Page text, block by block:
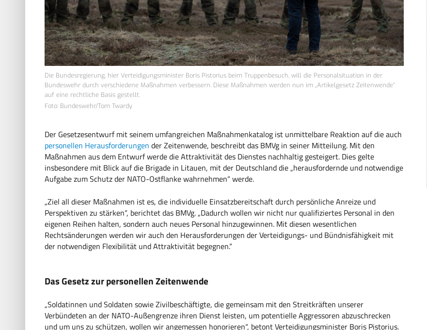
Die Bundesregierung, hier Verteidigungsminister Boris Pistorius beim Truppenbesuch, will die Personalsituation in der
Bundeswehr durch verschiedene Maßnahmen verbessern. Diese Maßnahmen werden nun im „Artikelgesetz Zeitenwende“
auf eine rechtliche Basis gestellt.
Foto: Bundeswehr/Tom Twardy
Der Gesetzesentwurf mit seinem umfangreichen Maßnahmenkatalog ist unmittelbare Reaktion auf die auch
personellen Herausforderungen der Zeitenwende, beschreibt das BMVg in seiner Mitteilung. Mit den
Maßnahmen aus dem Entwurf werde die Attraktivität des Dienstes nachhaltig gesteigert. Dies gelte
insbesondere mit Blick auf die Brigade in Litauen, mit der Deutschland die „herausfordernde und notwendige
Aufgabe zum Schutz der NATO-Ostflanke wahrnehmen“ werde.
„Ziel all dieser Maßnahmen ist es, die individuelle Einsatzbereitschaft durch persönliche Anreize und
Perspektiven zu stärken“, berichtet das BMVg. „Dadurch wollen wir nicht nur qualifiziertes Personal in den
eigenen Reihen halten, sondern auch neues Personal hinzugewinnen. Mit diesen wesentlichen
Rechtsänderungen werden wir auch den Herausforderungen der Verteidigungs- und Bündnisfähigkeit mit
der notwendigen Flexibilität und Attraktivität begegnen.“
Das Gesetz zur personellen Zeitenwende
„Soldatinnen und Soldaten sowie Zivilbeschäftigte, die gemeinsam mit den Streitkräften unserer
Verbündeten an der NATO-Außengrenze ihren Dienst leisten, um potentielle Aggressoren abzuschrecken
und um uns zu schützen, wollen wir angemessen honorieren“, betont Verteidigungsminister Boris Pistorius.